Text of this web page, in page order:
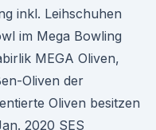
inkl. Leihschuhen
im Mega Bowling
MEGA Oliven,
Oliven der
Oliven besitzen
2020 SES